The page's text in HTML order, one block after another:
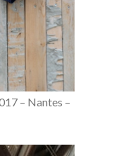
– Nantes –